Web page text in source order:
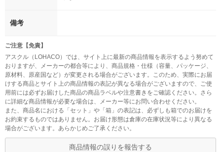
備考
ご注意【免責】
アスクル（LOHACO）では、サイト上に最新の商品情報を表示するよう努めて
おりますが、メーカーの都合等により、商品規格・仕様（容量、パッケージ、
原材料、原産国など）が変更される場合がございます。このため、実際にお届
けする商品とサイト上の商品情報の表記が異なる場合がございますので、ご使
用前には必ずお届けした商品の商品ラベルや注意書きをご確認ください。さら
に詳細な商品情報が必要な場合は、メーカー等にお問い合わせください。
また、商品名における「セット」や「箱」の表記は、必ずしも箱でのお届けを
お約束するものではありません。お届け形態は倉庫の在庫状況等により異なる
場合がございます。あらかじめご了承ください。
商品情報の誤りを報告する